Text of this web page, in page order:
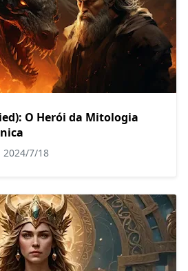
O Herói da Mitologia
2024/7/18